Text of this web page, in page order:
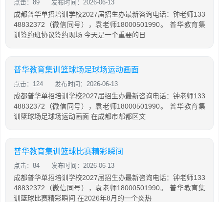
点击：89 发布时间：2026-06-13
成都普华单招培训学校2027届招生办最新咨询电话：钟老师133
48832372（微信同号），袁老师18000501990。 普华教育集
训签约班协议签约现场 今天是一个重要的日
普华教育集训篮球场足球场运动画面
点击：124 发布时间：2026-06-13
成都普华单招培训学校2027届招生办最新咨询电话：钟老师133
48832372（微信同号），袁老师18000501990。 普华教育集
训篮球场足球场运动画面 在成都市郫都区文
普华教育集训篮球比赛精彩瞬间
点击：84 发布时间：2026-06-13
成都普华单招培训学校2027届招生办最新咨询电话：钟老师133
48832372（微信同号），袁老师18000501990。 普华教育集
训篮球比赛精彩瞬间 在2026年8月的一个炎热